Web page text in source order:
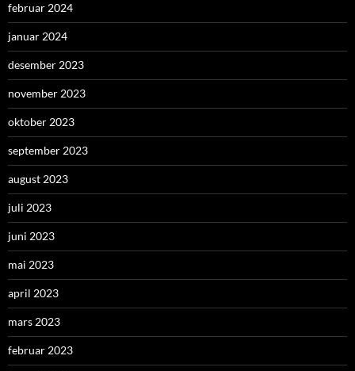
februar 2024
januar 2024
desember 2023
november 2023
oktober 2023
september 2023
august 2023
juli 2023
juni 2023
mai 2023
april 2023
mars 2023
februar 2023